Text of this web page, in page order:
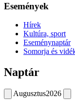
Események
Hírek
Kultúra, sport
Eseménynaptár
Somorja és
Naptár
Augusztus2026